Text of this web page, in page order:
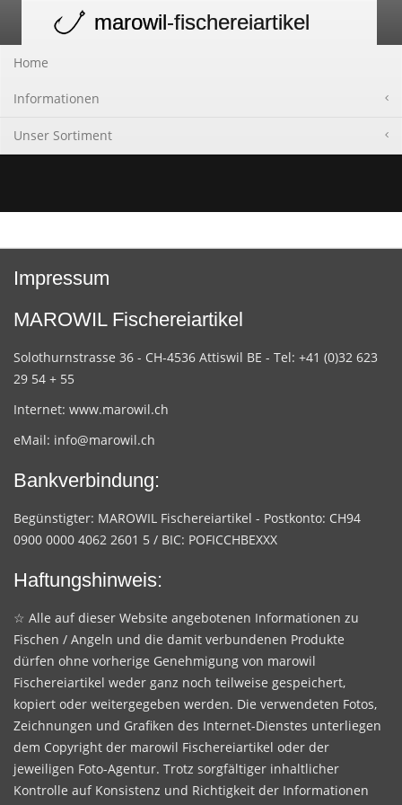
navigation
marowil-fischereiartikel
Home
Informationen
Unser Sortiment
Impressum
MAROWIL Fischereiartikel
Solothurnstrasse 36 - CH-4536 Attiswil BE - Tel: +41 (0)32 623
29 54 + 55
Internet: www.marowil.ch
eMail: info@marowil.ch
Bankverbindung:
Begünstigter: MAROWIL Fischereiartikel - Postkonto: CH94
0900 0000 4062 2601 5 / BIC: POFICCHBEXXX
Haftungshinweis:
☆ Alle auf dieser Website angebotenen Informationen zu
Fischen / Angeln und die damit verbundenen Produkte
dürfen ohne vorherige Genehmigung von marowil
Fischereiartikel weder ganz noch teilweise gespeichert,
kopiert oder weitergegeben werden. Die verwendeten Fotos,
Zeichnungen und Grafiken des Internet-Dienstes unterliegen
dem Copyright der marowil Fischereiartikel oder der
jeweiligen Foto-Agentur. Trotz sorgfältiger inhaltlicher
Kontrolle auf Konsistenz und Richtigkeit der Informationen